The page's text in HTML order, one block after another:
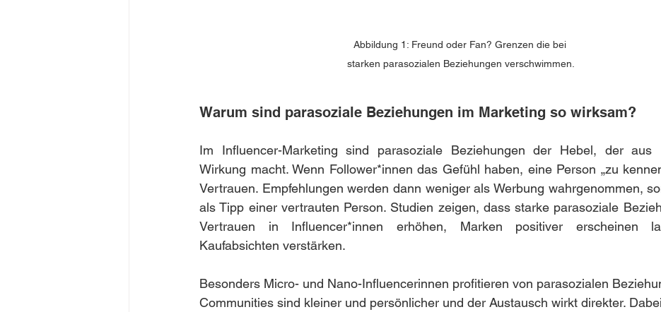
Abbildung 1: Freund oder Fan? Grenzen die bei
starken parasozialen Beziehungen verschwimmen.
Warum sind parasoziale Beziehungen im Marketing so wirksam?
Im Influencer-Marketing sind parasoziale Beziehungen der Hebel, der aus
Wirkung macht. Wenn Follower*innen das Gefühl haben, eine Person „zu
Vertrauen. Empfehlungen werden dann weniger als Werbung wahrgenommen,
als Tipp einer vertrauten Person. Studien zeigen, dass starke parasoziale
Vertrauen in Influencer*innen erhöhen, Marken positiver erscheinen
Kaufabsichten verstärken.
Besonders Micro- und Nano-Influencerinnen profitieren von parasozialen
Communities sind kleiner und persönlicher und der Austausch wirkt direkter.